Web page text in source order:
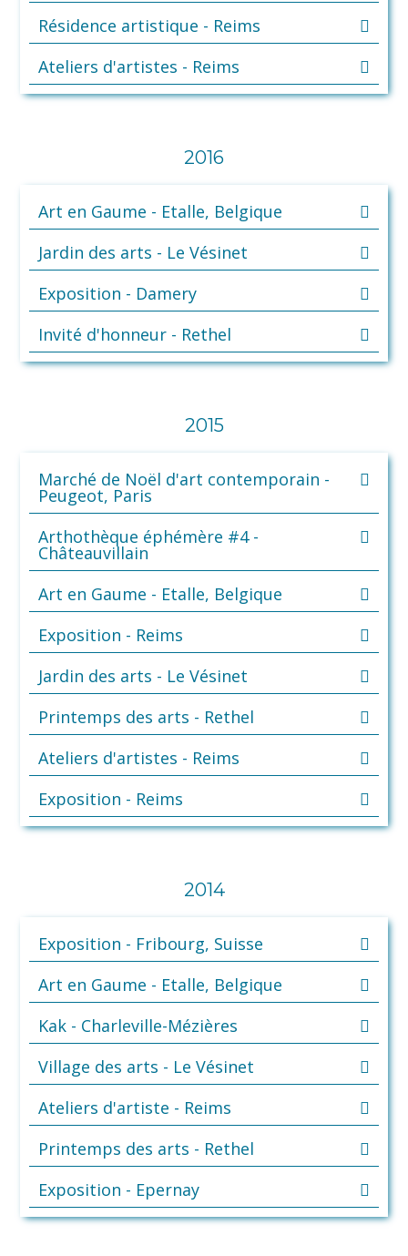
Résidence artistique - Reims
Ateliers d'artistes - Reims
2016
Art en Gaume - Etalle, Belgique
Jardin des arts - Le Vésinet
Exposition - Damery
Invité d'honneur - Rethel
2015
Marché de Noël d'art contemporain -
Peugeot, Paris
Arthothèque éphémère #4 -
Châteauvillain
Art en Gaume - Etalle, Belgique
Exposition - Reims
Jardin des arts - Le Vésinet
Printemps des arts - Rethel
Ateliers d'artistes - Reims
Exposition - Reims
2014
Exposition - Fribourg, Suisse
Art en Gaume - Etalle, Belgique
Kak - Charleville-Mézières
Village des arts - Le Vésinet
Ateliers d'artiste - Reims
Printemps des arts - Rethel
Exposition - Epernay